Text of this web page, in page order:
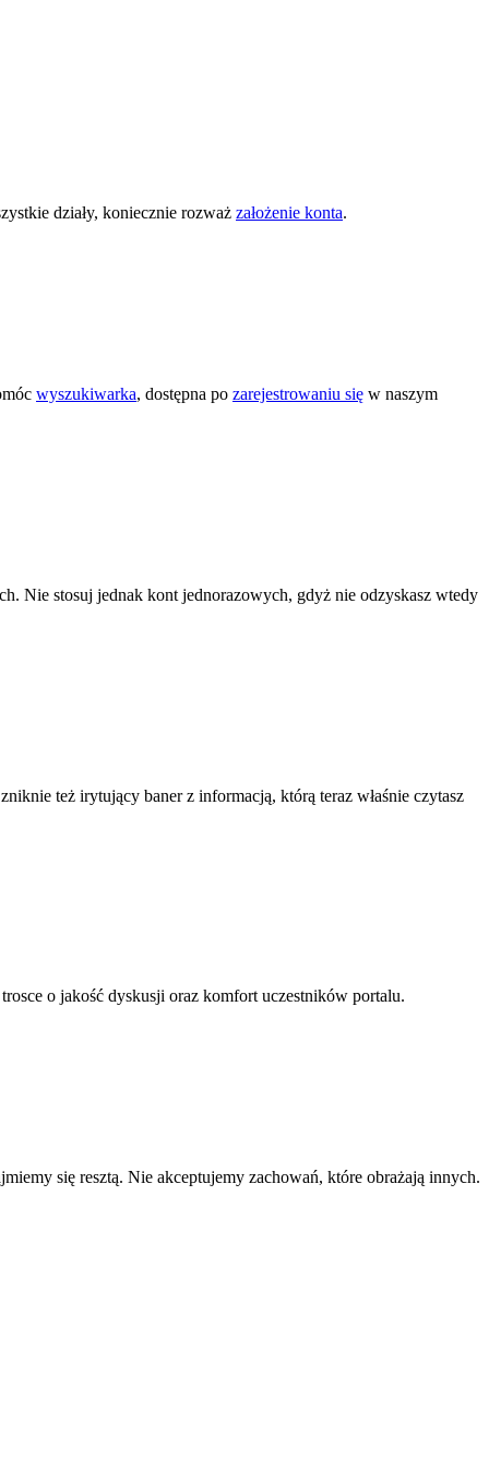
działy, koniecznie rozważ założenie konta.
wyszukiwarka, dostępna po zarejestrowaniu się w naszym
Nie stosuj jednak kont jednorazowych, gdyż nie odzyskasz wtedy
też irytujący baner z informacją, którą teraz właśnie czytasz
o jakość dyskusji oraz komfort uczestników portalu.
się resztą. Nie akceptujemy zachowań, które obrażają innych.